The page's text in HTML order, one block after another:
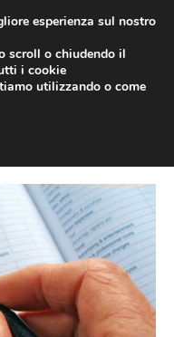
esperienza sul nostro
scroll o chiudendo il
i cookie
utilizzando o come